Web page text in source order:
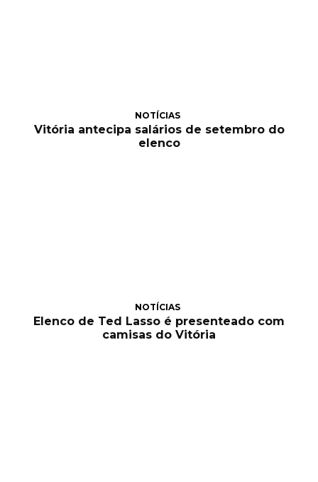
NOTÍCIAS
Vitória antecipa salários de setembro do
elenco
NOTÍCIAS
Elenco de Ted Lasso é presenteado com
camisas do Vitória